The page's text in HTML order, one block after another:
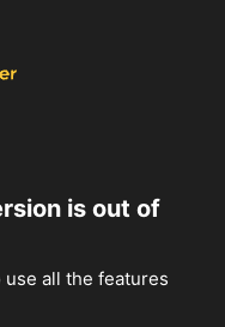
is out of
all the features